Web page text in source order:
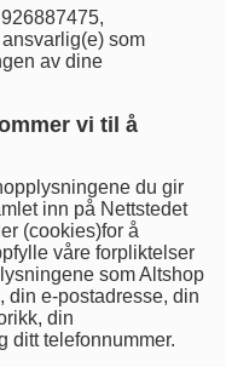
,
som
av dine
vi til å
du gir
inn på Nettstedet
(cookies)for å
våre forpliktelser
som Altshop
din e-postadresse, din
din
ditt telefonnummer.